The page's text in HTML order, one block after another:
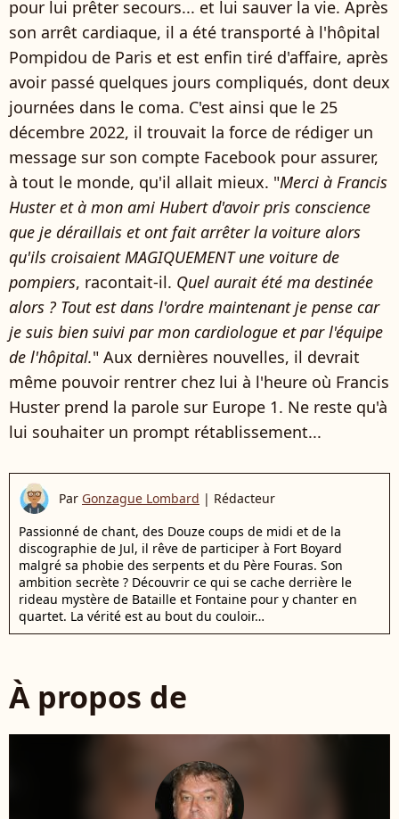
pour lui prêter secours... et lui sauver la vie. Après
son arrêt cardiaque, il a été transporté à l'hôpital
Pompidou de Paris et est enfin tiré d'affaire, après
avoir passé quelques jours compliqués, dont deux
journées dans le coma. C'est ainsi que le 25
décembre 2022, il trouvait la force de rédiger un
message sur son compte Facebook pour assurer,
à tout le monde, qu'il allait mieux. "Merci à Francis
Huster et à mon ami Hubert d'avoir pris conscience
que je déraillais et ont fait arrêter la voiture alors
qu'ils croisaient MAGIQUEMENT une voiture de
pompiers, racontait-il. Quel aurait été ma destinée
alors ? Tout est dans l'ordre maintenant je pense car
je suis bien suivi par mon cardiologue et par l'équipe
de l'hôpital." Aux dernières nouvelles, il devrait
même pouvoir rentrer chez lui à l'heure où Francis
Huster prend la parole sur Europe 1. Ne reste qu'à
lui souhaiter un prompt rétablissement...
Par Gonzague Lombard | Rédacteur
Passionné de chant, des Douze coups de midi et de la
discographie de Jul, il rêve de participer à Fort Boyard
malgré sa phobie des serpents et du Père Fouras. Son
ambition secrète ? Découvrir ce qui se cache derrière le
rideau mystère de Bataille et Fontaine pour y chanter en
quartet. La vérité est au bout du couloir…
À propos de